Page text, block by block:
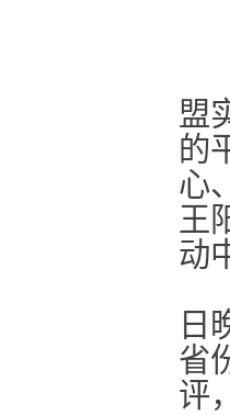
盟
的
心
王
动
日
省
评